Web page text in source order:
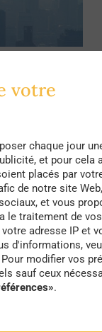
?
votre
chaque jour
et pour cela
placés par
de notre site
et vous
le traitement de vos
adresse IP et
d'informations,
modifier vos
sauf ceux
.